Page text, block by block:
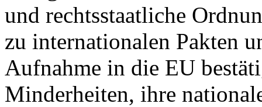
und rechtsstaatliche
zu internationalen Pakten
Aufnahme in die EU
Minderheiten, ihre